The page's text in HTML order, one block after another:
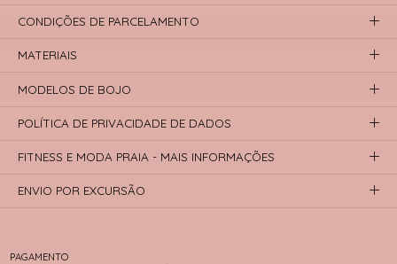
PAGAMENTO
CONDIÇÕES DE PARCELAMENTO
MATERIAIS
MODELOS DE BOJO
POLÍTICA DE PRIVACIDADE DE DADOS
FITNESS E MODA PRAIA - MAIS INFORMAÇÕES
ENVIO POR EXCURSÃO